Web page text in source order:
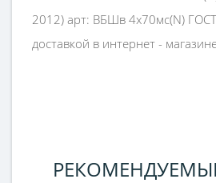
2012) арт: ВБШв 4х70мс(N)
доставкой в интернет -